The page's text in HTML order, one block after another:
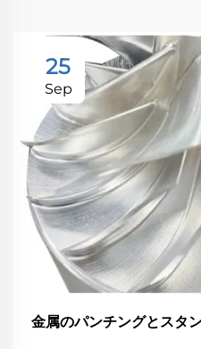
25
Sep
金属のパンチングとスタ